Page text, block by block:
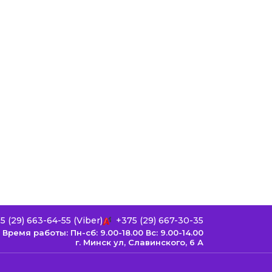
(29) 663-64-55 (Viber) +375 (29) 667-30-35
Время работы: Пн-сб: 9.00-18.00 Вс: 9.00-14.00
г. Минск ул, Cлавинского, 6 А